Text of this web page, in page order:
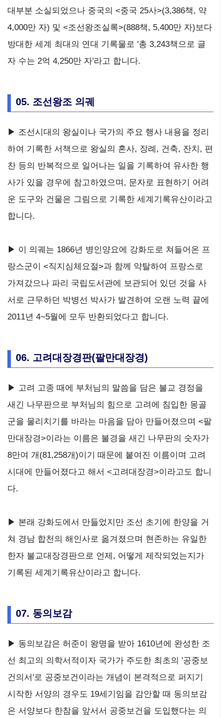
대부분 소실되었으나 중국의 <중국 25사>(3,386책, 약
4,000만 자) 및 <조선왕조실록>(888책, 5,400만 자)보다
방대한 세계 최대의 연대 기록물로 '총 3,243책으로 글
자 수는 2억 4,250만 자'라고 합니다.
05. 조선왕조 의궤
▶ 조선시대의 왕실이나 국가의 주요 행사 내용을 정리
하여 기록한 서책으로 왕실의 혼사, 장례, 건축, 잔치, 편
찬 등의 반복적으로 일어나는 일을 기록하여 유사한 행
사가 있을 경우에 참고하였으며, 문자로 표현하기 어려
운 도구와 건물은 그림으로 기록한 세계기록유산이라고
합니다.
▶ 이 의궤는 1866년 병인양요에 강화도로 쳐들어온 프
랑스군이 <직지심체요절>과 함께 약탈하여 프랑스로
가져갔으나 파리 국립도서관에 보관되어 있던 것을 사
서로 근무하던 박병선 박사가 발견하여 오랜 노력 끝에
2011년 4~5월에 모두 반환되었다고 합니다.
06. 고려대장경판(팔만대장경)
▶ 고려 고종 때에 부처님의 말씀을 담은 불교 경정을
새긴 나무판으로 부처님의 힘으로 고려에 침입한 몽골
군을 물리치기를 바라는 마음을 담아 만들어졌으며 <팔
만대장경>이라는 이름은 불경을 새긴 나무판의 숫자가
8만여 개(81,258개)이기 때문에 붙여진 이름이며 고려
시대에 만들어졌다고 해서 <고려대장경>이라고도 합니
다.
▶ 본래 강화도에서 만들었지만 조선 초기에 한양을 거
쳐 경남 합천의 해인사로 옮겨졌으며 현존하는 유일한
한자 불교대장경판으로 언제, 어떻게 제작되었는지가
기록된 세계기록유산이라고 합니다.
07. 동의보감
▶ 동의보감은 허준이 왕명을 받아 1610년에 완성한 조
선 최고의 의학서적이자 국가가 주도한 최초의 '공중보
건의서'로 공중보건이라는 개념이 본격적으로 퍼지기
시작한 서양의 경우도 19세기임을 감안할 때 동의보감
은 서양보다 한참을 앞서서 공중보건을 도입했다는 의